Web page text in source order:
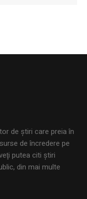
de ştiri care preia în
de încredere pe
putea citi ştiri
din mai multe